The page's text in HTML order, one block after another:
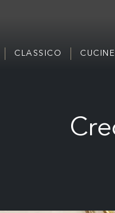
CLASSICO CUCINE